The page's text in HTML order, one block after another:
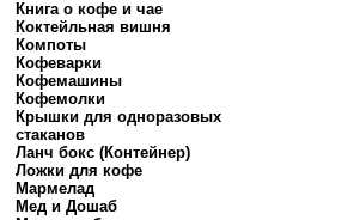
Книга о кофе и чае
Коктейльная вишня
Компоты
Кофеварки
Кофемашины
Кофемолки
Крышки для одноразовых
стаканов
Ланч бокс (Контейнер)
Ложки для кофе
Мармелад
Мед и Дошаб